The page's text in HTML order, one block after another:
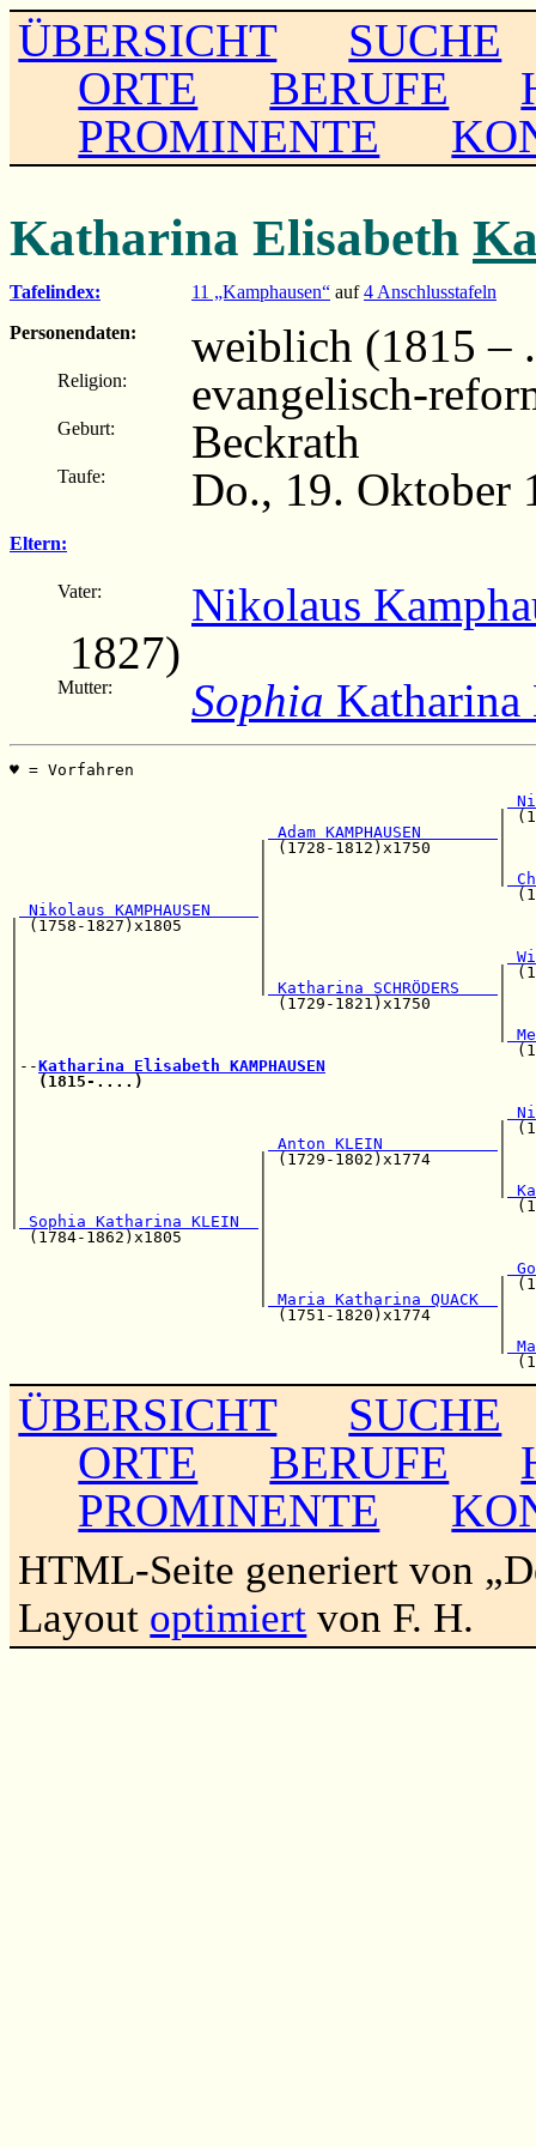
ÜBERSICHT
SUCHE
ORTE
BERUFE
PROMINENTE
Katharina Elisabeth
Tafelindex: 11 „Kamphausen“ auf4 Anschlusstafeln
Personendaten:
weiblich (1815 –
Religion: evangelisch-
Geburt: Beckrath
Taufe: Do., 19. Oktober
Eltern:
Vater:
Nikolaus
1827)
Mutter: Sophia
♥ =
Adam KAMPHAUSEN
| (1728-
|
Nikolaus KAMPHAUSEN
| (1758-
|                         |                        |
Katharina SCHRÖDERS
|                           (1729-
|
|--Katharina Elisabeth KAMPHAUSEN
(1815-....)
|                                                  |
Anton KLEIN
|                         | (1729-
|                         |
Sophia Katharina KLEIN
(1784-1862)x1805
|
Maria Katharina QUACK
(1751-
ÜBERSICHT
SUCHE
ORTE
BERUFE
PROMINENTE
HTML-Seite generiert von
Layout optimiert von F. H.